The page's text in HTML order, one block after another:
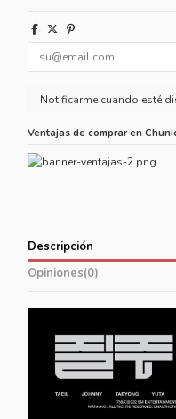
Ventajas de comprar en
Descripción
Opiniones(0)